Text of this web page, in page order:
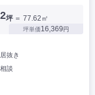
坪 ＝ 77.62㎡
坪単価16,369円
居抜き
相談